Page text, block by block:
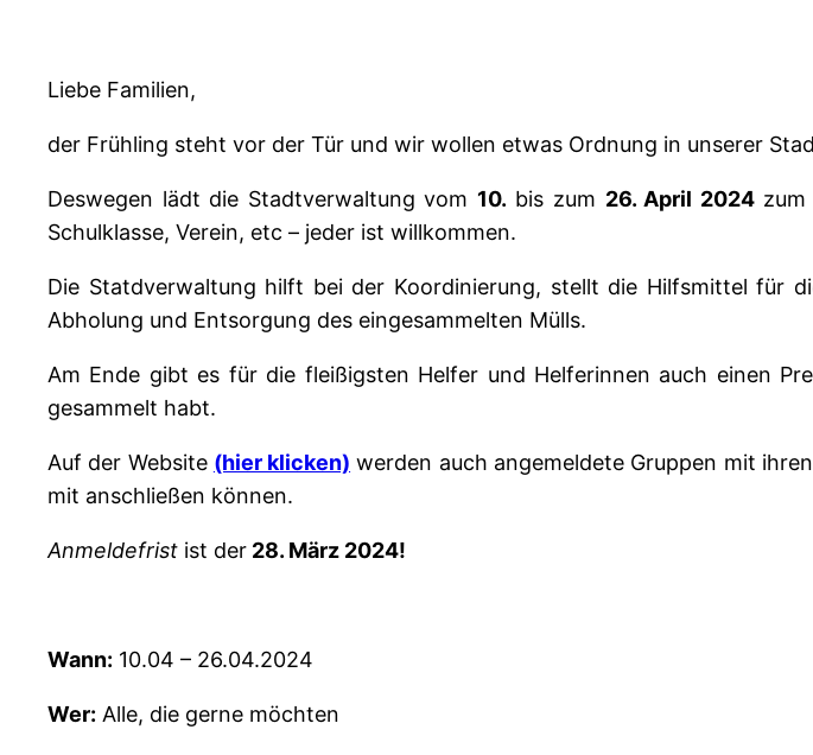
Liebe Familien,
der Frühling steht vor der Tür und wir wollen etwas Ordnung in unserer
Deswegen lädt die Stadtverwaltung vom 10. bis zum 26. April 2024zum
Schulklasse, Verein, etc – jeder ist willkommen.
Die Statdverwaltung hilft bei der Koordinierung, stellt die Hilfsmittel für
Abholung und Entsorgung des eingesammelten Mülls.
Am Ende gibt es für die fleißigsten Helfer und Helferinnen auch einen
gesammelt habt.
Auf der Website (hier klicken) werden auch angemeldete Gruppen mit
mit anschließen können.
Anmeldefrist ist der 28. März 2024!
Wann: 10.04 – 26.04.2024
Wer: Alle, die gerne möchten